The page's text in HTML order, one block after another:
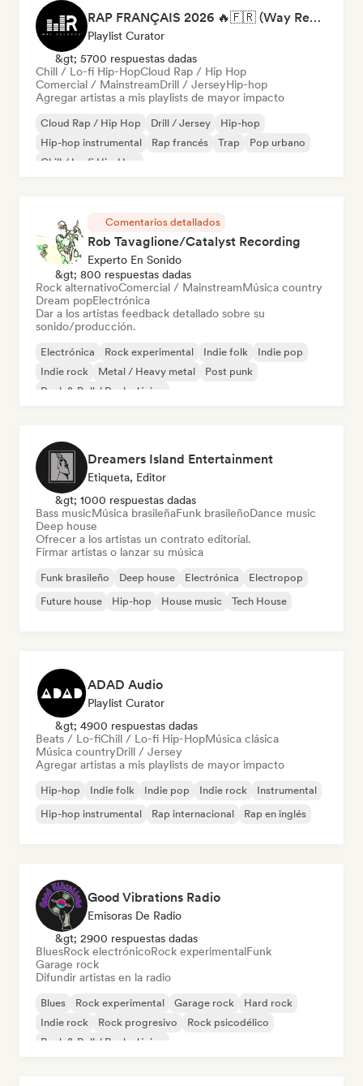
RAP FRANÇAIS 2026 🔥🇫🇷 (Way Records)
Playlist Curator
&gt; 5700 respuestas dadas
Chill / Lo-fi Hip-HopCloud Rap / Hip Hop
Comercial / MainstreamDrill / JerseyHip-hop
Agregar artistas a mis playlists de mayor impacto
Cloud Rap / Hip Hop Drill / Jersey
Hip-hop
Hip-hop instrumental
Rap francés Trap
Pop urbano
Chill / Lo-fi Hip-Hop
Comentarios detallados
Rob Tavaglione/Catalyst Recording
Experto En Sonido
&gt; 800 respuestas dadas
Rock alternativoComercial / MainstreamMúsica country
Dream popElectrónica
Dar a los artistas feedback detallado sobre su
sonido/producción.
Electrónica Rock experimental Indie folk
Indie pop
Indie rock
Metal / Heavy metal
Post punk
Rock & Roll / Rock clásico
Dreamers Island Entertainment
Etiqueta, Editor
&gt; 1000 respuestas dadas
Bass musicMúsica brasileñaFunk brasileñoDance music
Deep house
Ofrecer a los artistas un contrato editorial.
Firmar artistas o lanzar su música
Funk brasileño Deep house Electrónica
Electropop
Future house
Hip-hop House music Tech House
ADAD Audio
Playlist Curator
&gt; 4900 respuestas dadas
Beats / Lo-fiChill / Lo-fi Hip-HopMúsica clásica
Música countryDrill / Jersey
Agregar artistas a mis playlists de mayor impacto
Hip-hop Indie folk Indie pop Indie rock
Instrumental
Hip-hop instrumental
Rap internacional Rap en inglés
Good Vibrations Radio
Emisoras De Radio
&gt; 2900 respuestas dadas
BluesRock electrónicoRock experimentalFunk
Garage rock
Difundir artistas en la radio
Blues Rock experimental Garage rock
Hard rock
Indie rock
Rock progresivo
Rock psicodélico
Rock & Roll / Rock clásico